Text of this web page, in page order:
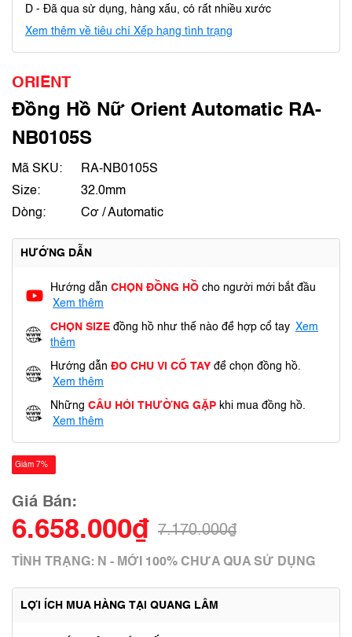
D - Đã qua sử dụng, hàng xấu, có rất nhiều xước
Xem thêm về tiêu chí Xếp hạng tình trạng
ORIENT
Đồng Hồ Nữ Orient Automatic RA-
NB0105S
Mã SKU:
RA-NB0105S
Size:
32.0mm
Dòng:
Cơ / Automatic
HƯỚNG DẪN
Hướng dẫn CHỌN ĐỒNG HỒ cho người mới bắt đầu
Xem thêm
CHỌN SIZE đồng hồ như thế nào để hợp cổ tay Xem
thêm
Hướng dẫn ĐO CHU VI CỔ TAY để chọn đồng hồ.
Xem thêm
Những CÂU HỎI THƯỜNG GẶP khi mua đồng hồ.
Xem thêm
Giảm 7%
Giá Bán:
6.658.000₫ 7.170.000₫
TÌNH TRẠNG: N - MỚI 100% CHƯA QUA SỬ DỤNG
LỢI ÍCH MUA HÀNG TẠI QUANG LÂM